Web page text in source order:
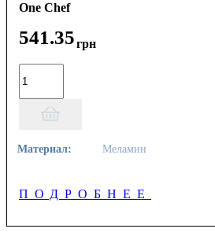
One Chef
541.35грн
Материал: Меламин
ПОДРОБНЕЕ